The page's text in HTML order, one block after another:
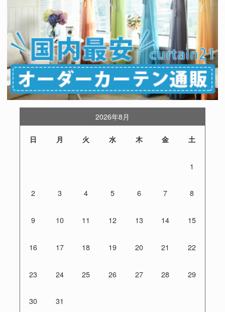
2026年8月
日 月 火 水 木 金 土
1
2 3 4 5 6 7 8
9 10 11 12 13 14 15
16 17 18 19 20 21 22
23 24 25 26 27 28 29
30 31